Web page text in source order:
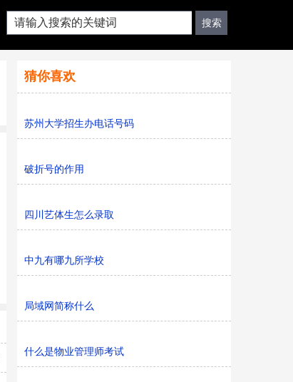
猜你喜欢
苏州大学招生办电话号码
破折号的作用
四川艺体生怎么录取
中九有哪九所学校
局域网简称什么
什么是物业管理师考试